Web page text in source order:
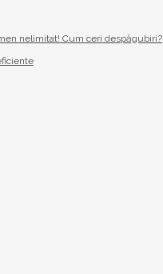
nelimitat! Cum ceri despăgubiri?